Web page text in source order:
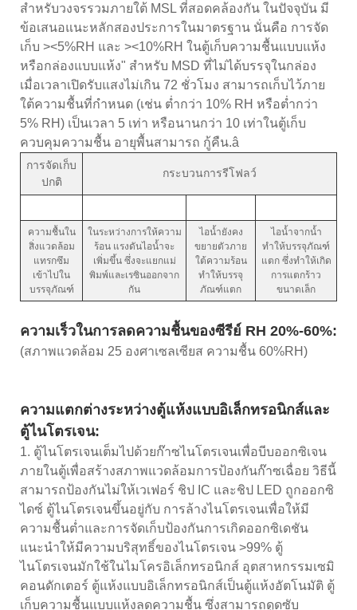
สำหรับวงจรรวมภายใต้ MSL ที่สอดคล้องกัน ในปัจจุบัน มี
ข้อเสนอแนะหลักสองประการในมาตรฐาน นั่นคือ การจัด
เก็บ ><5%RH และ ><10%RH ในตู้เก็บความชื้นแบบแห้ง
หรือกล่องแบบแห้ง" สำหรับ MSD ที่ไม่ได้บรรจุในกล่อง
เมื่อเวลาเปิดรับแสงไม่เกิน 72 ชั่วโมง สามารถเก็บไว้ภาย
ใต้ความชื้นที่กำหนด (เช่น ต่ำกว่า 10% RH หรือต่ำกว่า
5% RH) เป็นเวลา 5 เท่า หรือนานกว่า 10 เท่าในตู้เก็บ
ควบคุมความชื้น อายุพื้นสามารถ กู้คืน.â
การจัดเก็บ
ปกติ
กระบวนการรีโฟลว์
ความชื้นใน
สิ่งแวดล้อม
แทรกซึม
เข้าไปใน
บรรจุภัณฑ์
ในระหว่างการให้ความ
ร้อน แรงดันไอน้ำจะ
เพิ่มขึ้น ซึ่งจะแยกแม่
พิมพ์และเรซินออกจาก
กัน
ไอน้ำยังคง
ขยายตัวภาย
ใต้ความร้อน
ทำให้บรรจุ
ภัณฑ์แตก
ไอน้ำจากน้ำ
ทำให้บรรจุภัณฑ์
แตก ซึ่งทำให้เกิด
การแตกร้าว
ขนาดเล็ก
ความเร็วในการลดความชื้นของซีรีย์ RH 20%-60%:
(สภาพแวดล้อม 25 องศาเซลเซียส ความชื้น 60%RH)
ความแตกต่างระหว่างตู้แห้งแบบอิเล็กทรอนิกส์และ
ตู้ไนโตรเจน:
1. ตู้ไนโตรเจนเต็มไปด้วยก๊าซไนโตรเจนเพื่อบีบออกซิเจน
ภายในตู้เพื่อสร้างสภาพแวดล้อมการป้องกันก๊าซเฉื่อย วิธีนี้
สามารถป้องกันไม่ให้เวเฟอร์ ชิป IC และชิป LED ถูกออกซิ
ไดซ์ ตู้ไนโตรเจนขึ้นอยู่กับ การล้างไนโตรเจนเพื่อให้มี
ความชื้นต่ำและการจัดเก็บป้องกันการเกิดออกซิเดชัน
แนะนำให้มีความบริสุทธิ์ของไนโตรเจน >99% ตู้
ไนโตรเจนมักใช้ในไมโครอิเล็กทรอนิกส์ อุตสาหกรรมเซมิ
คอนดักเตอร์ ตู้แห้งแบบอิเล็กทรอนิกส์เป็นตู้แห้งอัตโนมัติ ตู้
เก็บความชื้นแบบแห้งลดความชื้น ซึ่งสามารถดูดซับ